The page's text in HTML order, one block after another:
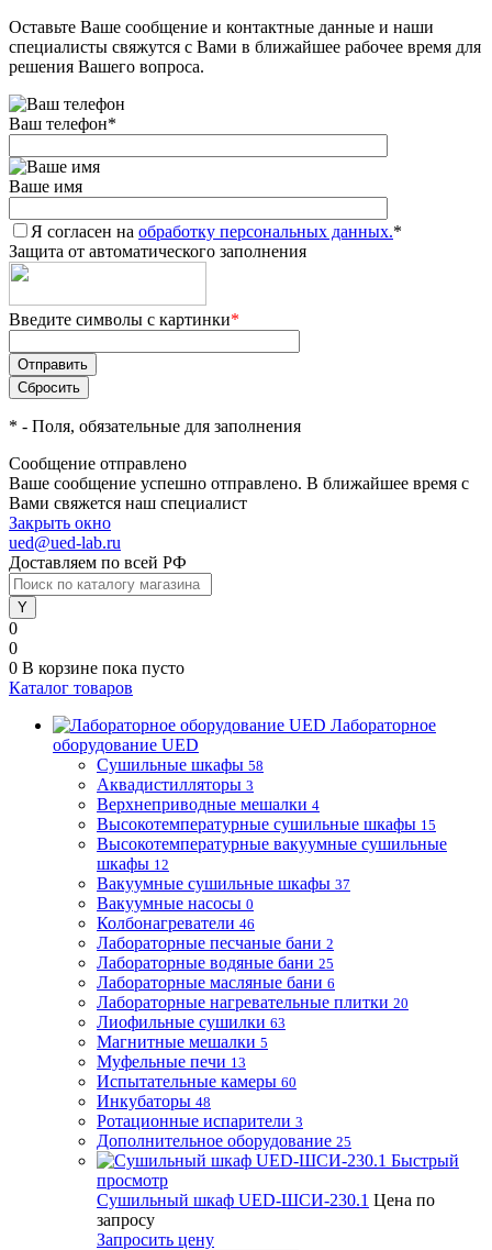
Оставьте Ваше сообщение и контактные данные и наши
специалисты свяжутся с Вами в ближайшее рабочее время для
решения Вашего вопроса.
Ваш телефон*
Ваше имя
Я согласен на обработку персональных данных.*
Защита от автоматического заполнения
Введите символы с картинки*
* - Поля, обязательные для заполнения
Сообщение отправлено
Ваше сообщение успешно отправлено. В ближайшее время с
Вами свяжется наш специалист
Закрыть окно
ued@ued-lab.ru
Доставляем по всей РФ
0
0
0 В корзине пока пусто
Каталог товаров
Лабораторное
оборудование UED
Сушильные шкафы 58
Аквадистилляторы 3
Верхнеприводные мешалки 4
Высокотемпературные сушильные шкафы 15
Высокотемпературные вакуумные сушильные
шкафы 12
Вакуумные сушильные шкафы 37
Вакуумные насосы 0
Колбонагреватели 46
Лабораторные песчаные бани 2
Лабораторные водяные бани 25
Лабораторные масляные бани 6
Лабораторные нагревательные плитки 20
Лиофильные сушилки 63
Магнитные мешалки 5
Муфельные печи 13
Испытательные камеры 60
Инкубаторы 48
Ротационные испарители 3
Дополнительное оборудование 25
Быстрый
просмотр
Сушильный шкаф UED-ШСИ-230.1 Цена по
запросу
Запросить цену